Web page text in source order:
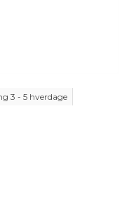
3 - 5 hverdage